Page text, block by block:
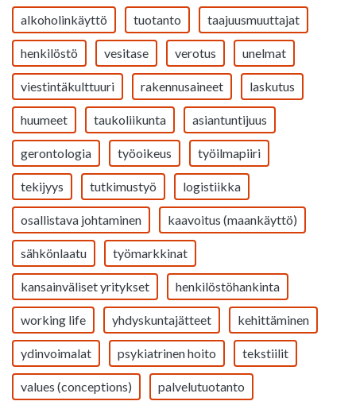
alkoholinkäyttö tuotanto taajuusmuuttajat
henkilöstö vesitase verotus unelmat
viestintäkulttuuri rakennusaineet laskutus
huumeet taukoliikunta asiantuntijuus
gerontologia työoikeus työilmapiiri
tekijyys tutkimustyö logistiikka
osallistava johtaminen kaavoitus (maankäyttö)
sähkönlaatu työmarkkinat
kansainväliset yritykset henkilöstöhankinta
working life yhdyskuntajätteet kehittäminen
ydinvoimalat psykiatrinen hoito tekstiilit
values (conceptions) palvelutuotanto